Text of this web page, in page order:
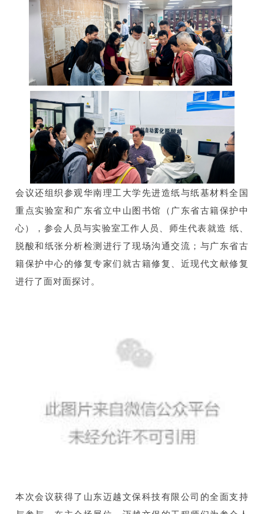
会议还组织参观华南理工大学先进造纸与纸基材料全国
重点实验室和广东省立中山图书馆（广东省古籍保护中
心），参会人员与实验室工作人员、师生代表就造 纸、
脱酸和纸张分析检测进行了现场沟通交流；与广东省古
籍保护中心的修复专家们就古籍修复、近现代文献修复
进行了面对面探讨。
本次会议获得了山东迈越文保科技有限公司的全面支持